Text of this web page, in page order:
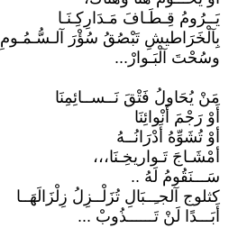
يَــرُومُ قِـطَـافَ مَـدَارِكِـنَـا
بِآلْخَرَاطيشِ تَبْصُقُ سُؤْرَ آلـسُّـمُـومِ
وسُحْتَ آلْبَـوارْ...
مَنْ يُحَاولُ فَتْقَ نَــســائِمِنَا
أَوْ رَجْمَ أَنْوائِنَا
أوْ تُشَوِّهُ أَدْرَانُــهُ
أمْشَـاجَ تَـواريخِـنَا،،،
سَـــنَقُومُ لَهُ ..
كثلوج آلجـِــبَالِ تُزَلْــزِلُ زِلْزَالَهَــا
أَبَـــدًا لَنْ تَــــــذُوبْ ...